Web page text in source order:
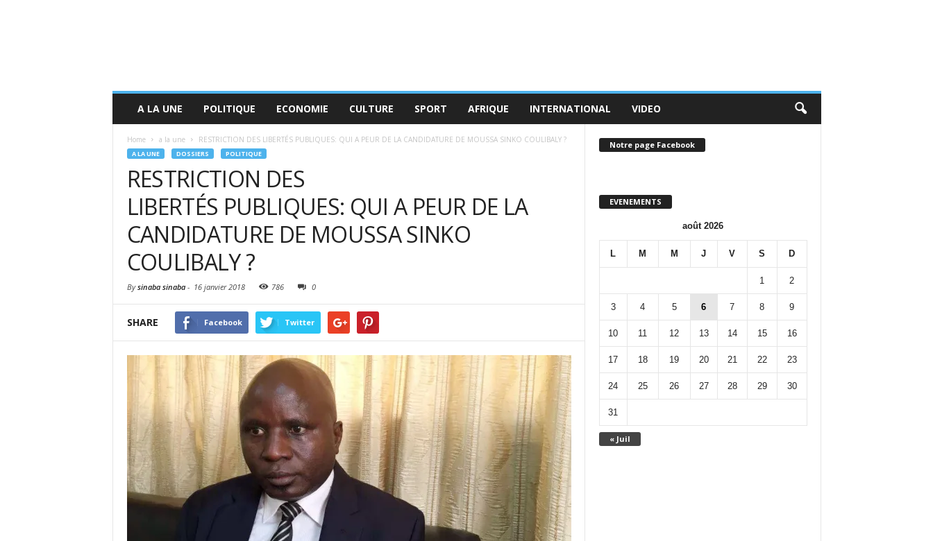
A LA UNE POLITIQUE ECONOMIE CULTURE SPORT AFRIQUE INTERNATIONAL VIDEO
Home a la une RESTRICTION DES LIBERTÉS PUBLIQUES: QUI A PEUR DE LA CANDIDATURE DE MOUSSA SINKO COULIBALY ?
A LA UNE DOSSIERS POLITIQUE
RESTRICTION DES
LIBERTÉS PUBLIQUES: QUI A PEUR DE LA
CANDIDATURE DE MOUSSA SINKO
COULIBALY ?
Bysinaba sinaba- 16 janvier 2018 786 0
SHARE Facebook Twitter
Notre page Facebook
EVENEMENTS
août 2026
L M M J V S D
« Juil
1 2
3 4 5 6 7 8 9
10 11 12 13 14 15 16
17 18 19 20 21 22 23
24 25 26 27 28 29 30
31